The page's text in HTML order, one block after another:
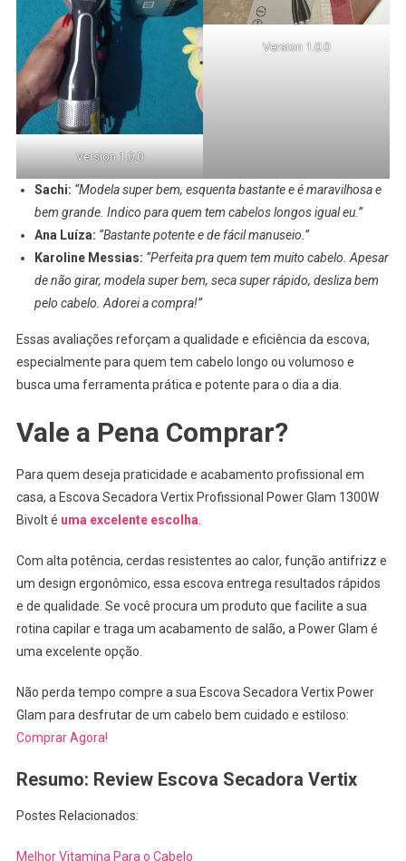
Version 1.0.0
Version 1.0.0
Sachi: “Modela super bem, esquenta bastante e é maravilhosa e
bem grande. Indico para quem tem cabelos longos igual eu.”
Ana Luíza: “Bastante potente e de fácil manuseio.”
Karoline Messias: “Perfeita pra quem tem muito cabelo. Apesar
de não girar, modela super bem, seca super rápido, desliza bem
pelo cabelo. Adorei a compra!”
Essas avaliações reforçam a qualidade e eficiência da escova,
especialmente para quem tem cabelo longo ou volumoso e
busca uma ferramenta prática e potente para o dia a dia.
Vale a Pena Comprar?
Para quem deseja praticidade e acabamento profissional em
casa, a Escova Secadora Vertix Profissional Power Glam 1300W
Bivolt é uma excelente escolha
Com alta potência, cerdas resistentes ao calor, função antifrizz e
um design ergonômico, essa escova entrega resultados rápidos
e de qualidade. Se você procura um produto que facilite a sua
rotina capilar e traga um acabamento de salão, a Power Glam é
uma excelente opção.
Não perda tempo compre a sua Escova Secadora Vertix Power
Glam para desfrutar de um cabelo bem cuidado e estiloso:
Comprar Agora!
Resumo: Review Escova Secadora Vertix
Postes Relacionados:
Melhor Vitamina Para o Cabelo